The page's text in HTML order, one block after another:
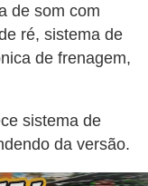
de som com
ré, sistema de
de frenagem,
sistema de
da versão.